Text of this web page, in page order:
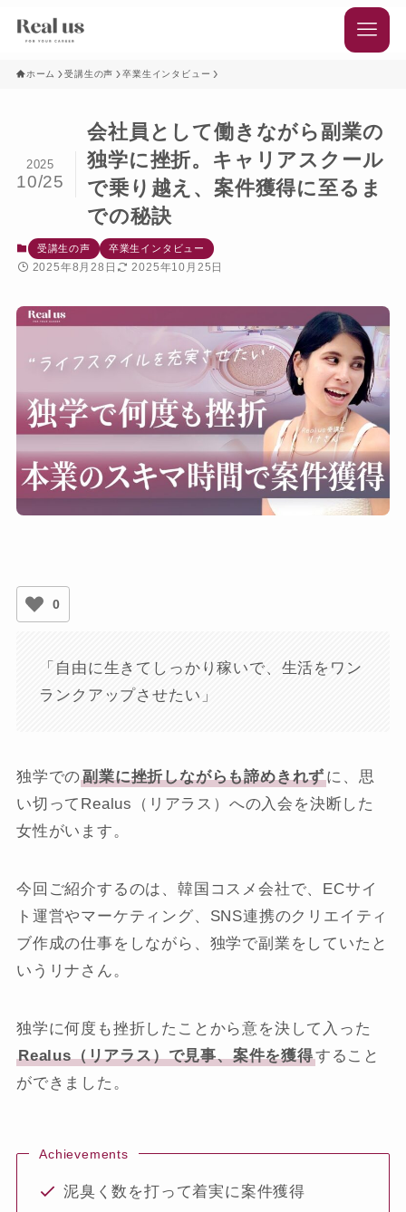
ホーム 受講生の声 卒業生インタビュー
会社員として働きながら副業の
独学に挫折。キャリアスクール
で乗り越え、案件獲得に至るま
での秘訣
2025
10/25
受講生の声 卒業生インタビュー
2025年8月28日 2025年10月25日
0
「自由に生きてしっかり稼いで、生活をワン
ランクアップさせたい」
独学での副業に挫折しながらも諦めきれずに、思
い切ってRealus（リアラス）への入会を決断した
女性がいます。
今回ご紹介するのは、韓国コスメ会社で、ECサイ
ト運営やマーケティング、SNS連携のクリエイティ
ブ作成の仕事をしながら、独学で副業をしていたと
いうリナさん。
独学に何度も挫折したことから意を決して入った
Realus（リアラス）で見事、案件を獲得すること
ができました。
Achievements
泥臭く数を打って着実に案件獲得